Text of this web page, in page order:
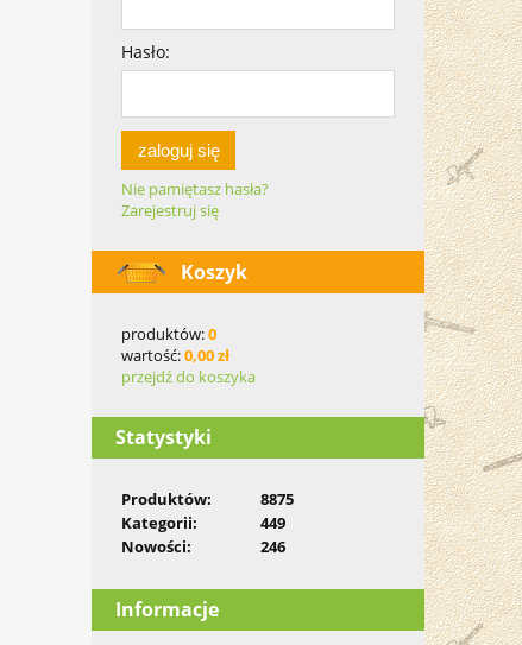
Hasło:
zaloguj się
Nie pamiętasz hasła?
Zarejestruj się
Koszyk
produktów:0
wartość:0,00 zł
przejdź do koszyka
Statystyki
Produktów:
8875
Kategorii:
449
Nowości:
246
Informacje